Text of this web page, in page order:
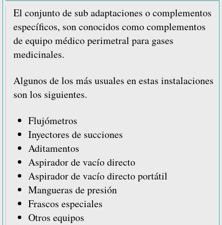
quirófanos
El conjunto de sub adaptaciones o complementos
específicos, son conocidos como complementos
de equipo médico perimetral para gases
medicinales.
Algunos de los más usuales en estas instalaciones
son los siguientes.
Flujómetros
Inyectores de succiones
Aditamentos
Aspirador de vacío directo
Aspirador de vacío directo portátil
Mangueras de presión
Frascos especiales
Otros equipos